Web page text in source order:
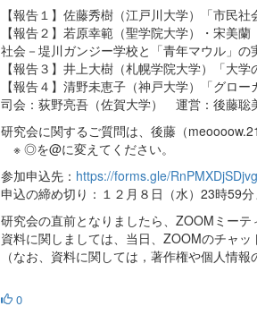
【報告１】佐藤秀樹（江戸川大学）「市民
【報告２】若原幸範（聖学院大学）・宋美
社会－堤川ガンジー学校と「青年マウル」の
【報告３】井上大樹（札幌学院大学）「大学
【報告４】清野未恵子（神戸大学）「グロ
司会：荻野亮吾（佐賀大学） 運営：後藤聡
研究会に関するご質問は、後藤（
※ ◎を@に変えてください。
参加申込先： https://forms.gle/
申込の締め切り：１２月８日（水）23時59
研究会の直前となりましたら、ZOOMミーテ
資料に関しましては、当日、ZOOMのチャッ
（なお、資料に関しては，著作権や個人情
0